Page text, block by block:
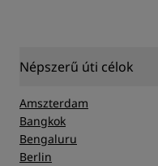
Népszerű úti célok
Amszterdam
Bangkok
Bengaluru
Berlin